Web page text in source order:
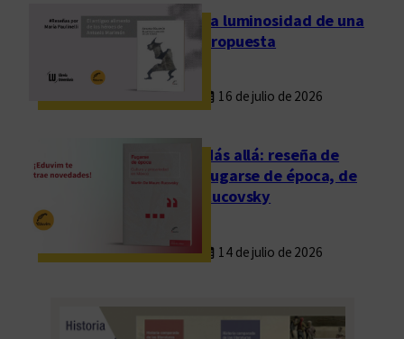
La luminosidad de una
propuesta
16 de julio de 2026
Más allá: reseña de
Fugarse de época, de
Rucovsky
14 de julio de 2026